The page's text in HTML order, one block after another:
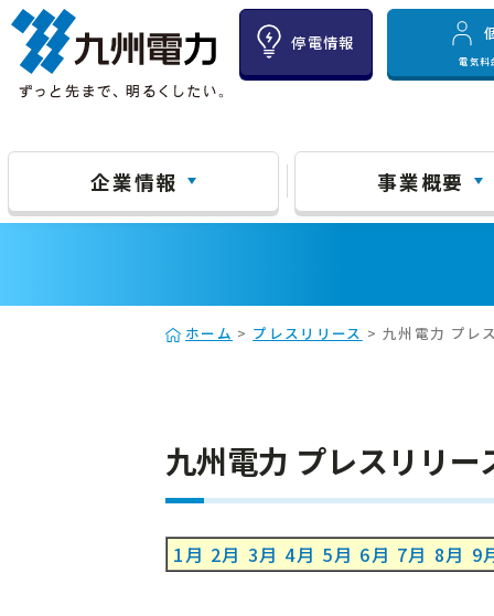
停電情報
電気料
企業情報 事業概要
ホーム > プレスリリース > 九州電力 プレ
九州電力 プレスリリ
1月 2月 3月 4月 5月 6月 7月 8月 9